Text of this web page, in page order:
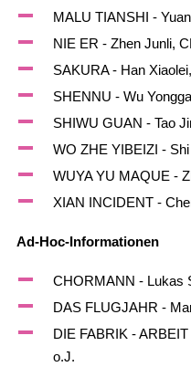
MALU TIANSHI -
NIE ER - Zhen Junli,
SAKURA - Han
SHENNU - Wu
SHIWU GUAN - Tao
WO ZHE YIBEIZI -
WUYA YU MAQUE -
XIAN INCIDENT -
Ad-Hoc-Informationen
CHORMANN - Lukas
DAS FLUGJAHR -
DIE FABRIK -
o.J.